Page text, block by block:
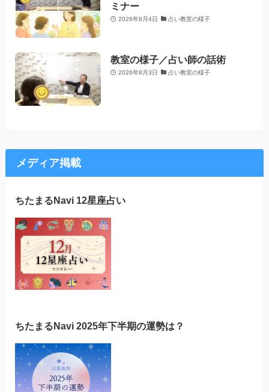
ミナー
2026年8月4日 占い教室の様子
教室の様子／占い師の話術
2026年8月3日 占い教室の様子
メディア掲載
ちたまるNavi 12星座占い
ちたまるNavi 2025年下半期の運勢は？